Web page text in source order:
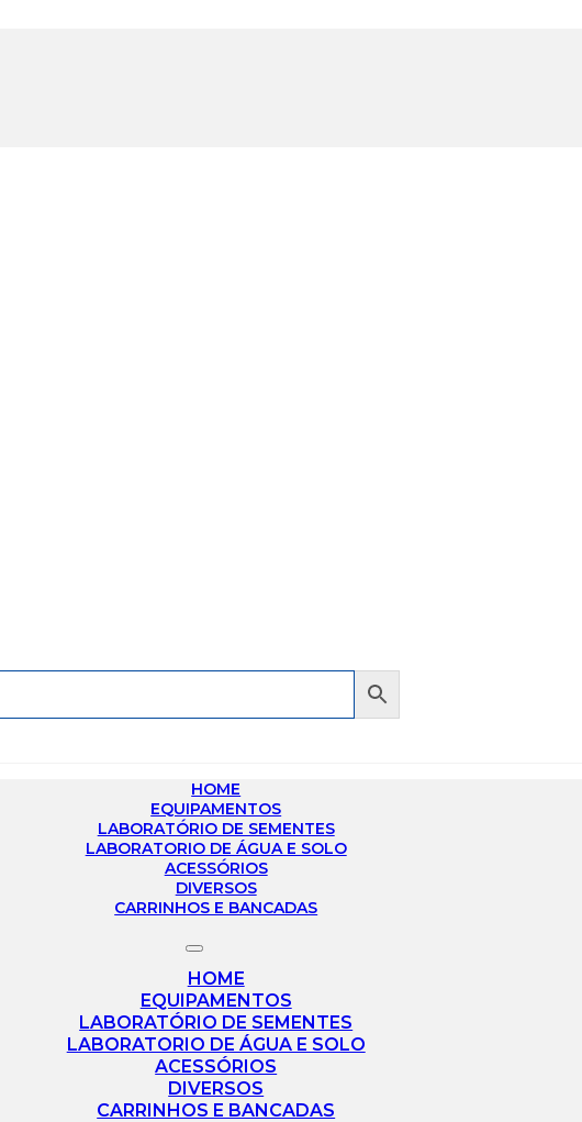
HOME
EQUIPAMENTOS
LABORATÓRIO DE SEMENTES
LABORATORIO DE ÁGUA E SOLO
ACESSÓRIOS
DIVERSOS
CARRINHOS E BANCADAS
HOME
EQUIPAMENTOS
LABORATÓRIO DE SEMENTES
LABORATORIO DE ÁGUA E SOLO
ACESSÓRIOS
DIVERSOS
CARRINHOS E BANCADAS